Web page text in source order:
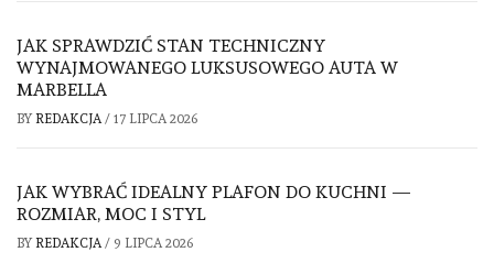
JAK SPRAWDZIĆ STAN TECHNICZNY
WYNAJMOWANEGO LUKSUSOWEGO AUTA W
MARBELLA
BY REDAKCJA/ 17 LIPCA 2026
JAK WYBRAĆ IDEALNY PLAFON DO KUCHNI —
ROZMIAR, MOC I STYL
BY REDAKCJA/ 9 LIPCA 2026